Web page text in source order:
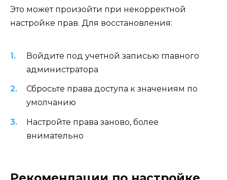
Это может произойти при некорректной
настройке прав. Для восстановления:
Войдите под учетной записью главного
администратора
Сбросьте права доступа к значениям по
умолчанию
Настройте права заново, более
внимательно